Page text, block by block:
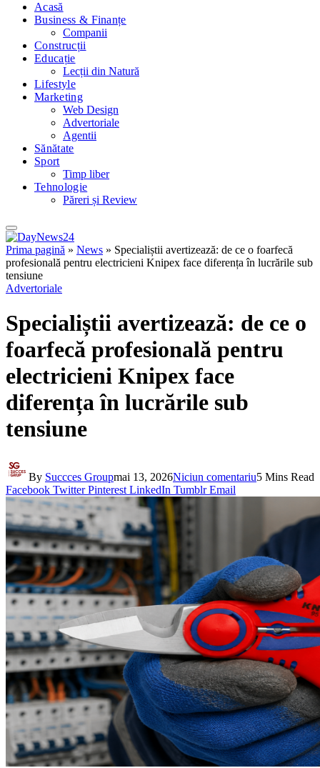
Acasă
Business & Finanțe
Companii
Construcții
Educație
Lecții din Natură
Lifestyle
Marketing
Web Design
Advertoriale
Agentii
Sănătate
Sport
Timp liber
Tehnologie
Păreri și Review
Prima pagină » News » Specialiștii avertizează: de ce o foarfecă
profesională pentru electricieni Knipex face diferența în lucrările sub
tensiune
Advertoriale
Specialiștii avertizează: de ce o
foarfecă profesională pentru
electricieni Knipex face
diferența în lucrările sub
tensiune
By Succces Groupmai 13, 2026Niciun comentariu5 Mins Read
Facebook Twitter Pinterest LinkedIn Tumblr Email